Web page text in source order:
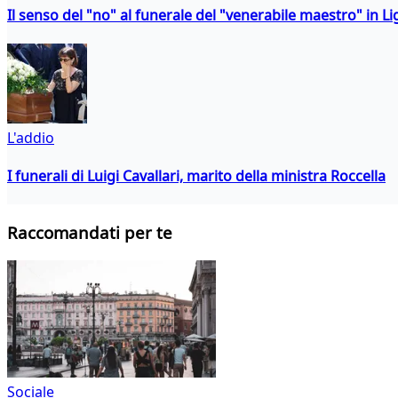
Il senso del "no" al funerale del "venerabile maestro" in
L'addio
I funerali di Luigi Cavallari, marito della ministra Roccella
Raccomandati per te
Sociale